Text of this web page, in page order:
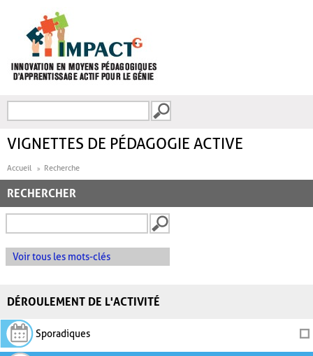
FORMULAIRE DE
VIGNETTES DE PÉDAGOGIE ACTIVE
Accueil Recherche
RECHERCHER
Voir tous les mots-clés
DÉROULEMENT DE L'ACTIVITÉ
Sporadiques